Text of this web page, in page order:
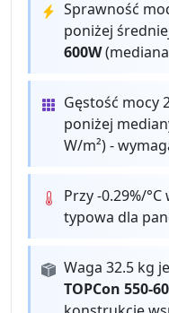
Sprawność
poniżej
600W
Gęstość mocy
poniżej
W/m²) -
Przy -0.29%/
typowa dla
Waga 32.5 kg
TOPCon 550-